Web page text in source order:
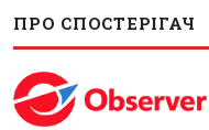
ПРО СПОСТЕРІГАЧ